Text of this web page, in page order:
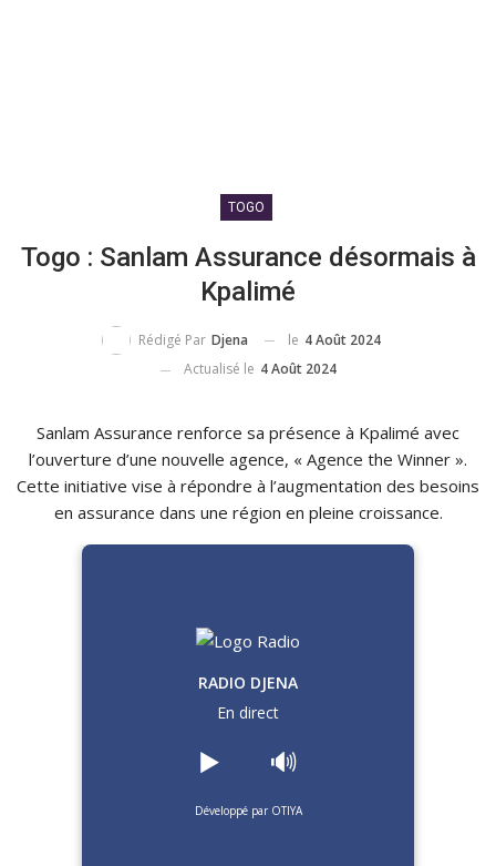
TOGO
Togo : Sanlam Assurance désormais à
Kpalimé
Rédigé Par Djena le 4 Août 2024
Actualisé le 4 Août 2024
Sanlam Assurance renforce sa présence à Kpalimé avec
l’ouverture d’une nouvelle agence, « Agence the Winner ».
Cette initiative vise à répondre à l’augmentation des besoins
en assurance dans une région en pleine croissance.
RADIO DJENA
En direct
▶️ 🔊
Développé par OTIYA